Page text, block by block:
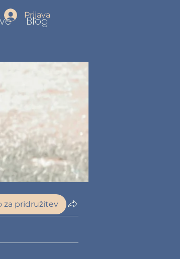
Blog
Prijava
za pridružitev